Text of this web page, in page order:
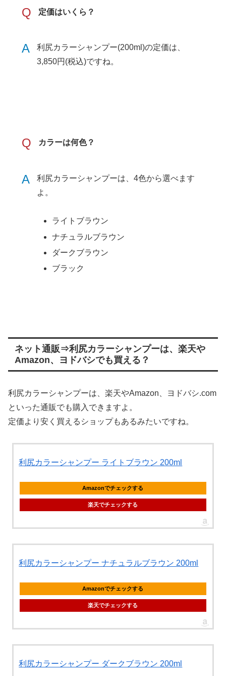
Q 定価はいくら？
A
利尻カラーシャンプー(200ml)の定価は、
3,850円(税込)ですね。
Q カラーは何色？
A
利尻カラーシャンプーは、4色から選べます
よ。
ライトブラウン
ナチュラルブラウン
ダークブラウン
ブラック
ネット通販⇒利尻カラーシャンプーは、楽天や
Amazon、ヨドバシでも買える？
利尻カラーシャンプーは、楽天やAmazon、ヨドバシ.com
といった通販でも購入できますよ。
定価より安く買えるショップもあるみたいですね。
利尻カラーシャンプー ライトブラウン 200ml
Amazonでチェックする
楽天でチェックする
利尻カラーシャンプー ナチュラルブラウン 200ml
Amazonでチェックする
楽天でチェックする
利尻カラーシャンプー ダークブラウン 200ml